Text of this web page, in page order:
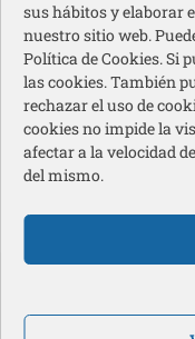
sus hábitos y elaborar
nuestro sitio web.
Política de Cookies. Si
las cookies. También
rechazar el uso de
cookies no impide la
afectar a la velocidad
del mismo.
Acción
© 2026 Cermin
Redes sociales